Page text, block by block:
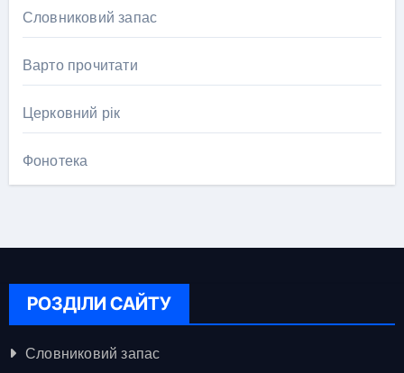
Словниковий запас
Варто прочитати
Церковний рік
Фонотека
РОЗДІЛИ САЙТУ
Словниковий запас